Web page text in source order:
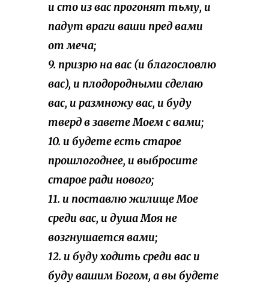
и сто из вас прогонят тьму, и
падут враги ваши пред вами
от меча;
9. призрю на вас (и благословлю
вас), и плодородными сделаю
вас, и размножу вас, и буду
тверд в завете Моем с вами;
10. и будете есть старое
прошлогоднее, и выбросите
старое ради нового;
11. и поставлю жилище Мое
среди вас, и душа Моя не
возгнушается вами;
12. и буду ходить среди вас и
буду вашим Богом, а вы будете